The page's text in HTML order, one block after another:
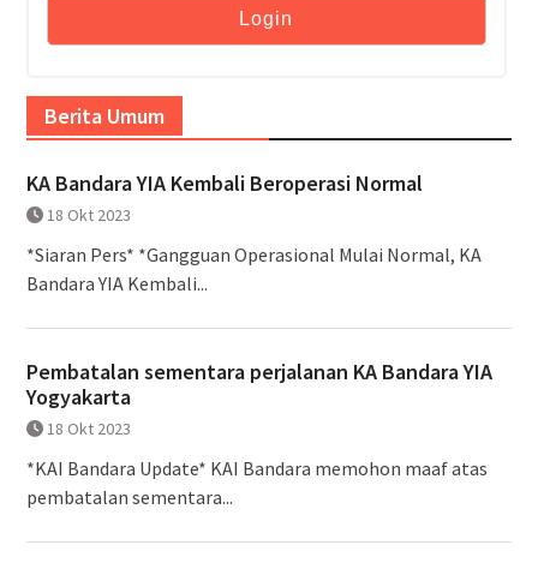
Berita Umum
KA Bandara YIA Kembali Beroperasi Normal
18 Okt 2023
*Siaran Pers* *Gangguan Operasional Mulai Normal, KA
Bandara YIA Kembali...
Pembatalan sementara perjalanan KA Bandara YIA
Yogyakarta
18 Okt 2023
*KAI Bandara Update* KAI Bandara memohon maaf atas
pembatalan sementara...